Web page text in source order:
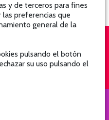
SUSCRÍBETE
y de terceros para fines
las preferencias que
general de la
pulsando el botón
su uso pulsando el